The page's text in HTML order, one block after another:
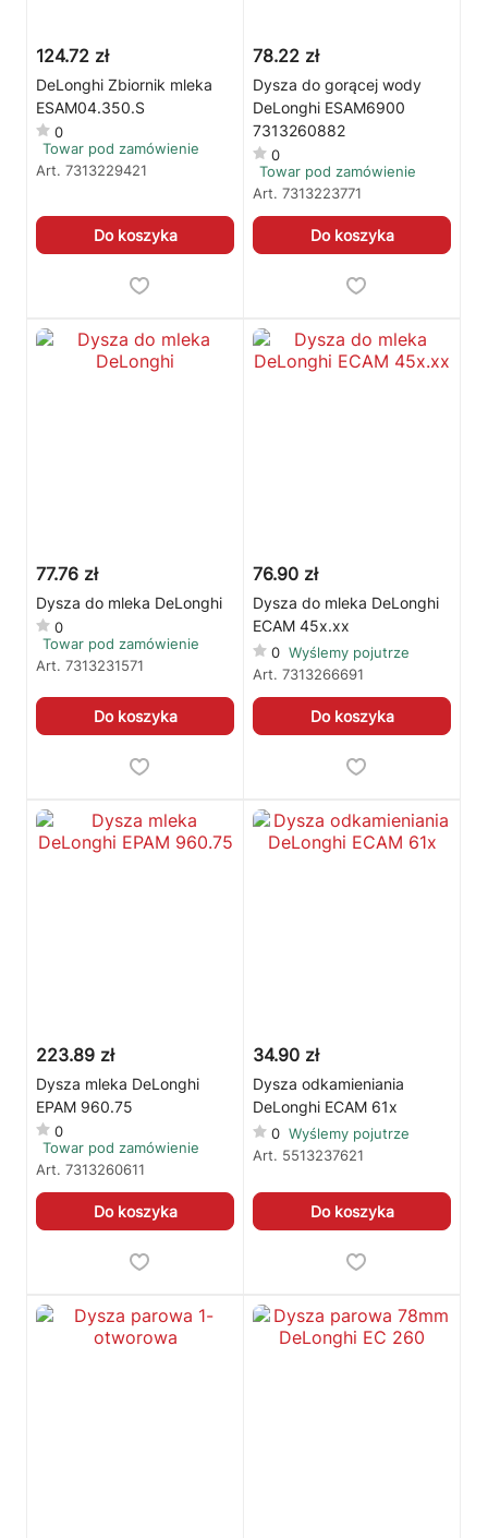
124.72 zł
DeLonghi Zbiornik mleka
ESAM04.350.S
0
Towar pod zamówienie
Art. 7313229421
Do koszyka
78.22 zł
Dysza do gorącej wody
DeLonghi ESAM6900
7313260882
0
Towar pod zamówienie
Art. 7313223771
Do koszyka
77.76 zł
Dysza do mleka DeLonghi
0
Towar pod zamówienie
Art. 7313231571
Do koszyka
76.90 zł
Dysza do mleka DeLonghi
ECAM 45x.xx
0 Wyślemy pojutrze
Art. 7313266691
Do koszyka
223.89 zł
Dysza mleka DeLonghi
EPAM 960.75
0
Towar pod zamówienie
Art. 7313260611
Do koszyka
34.90 zł
Dysza odkamieniania
DeLonghi ECAM 61x
0 Wyślemy pojutrze
Art. 5513237621
Do koszyka